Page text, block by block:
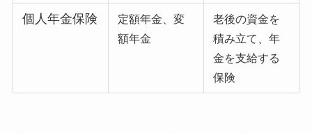
個人年金保険
定額年金、変
額年金
老後の資金を
積み立て、年
金を支給する
保険